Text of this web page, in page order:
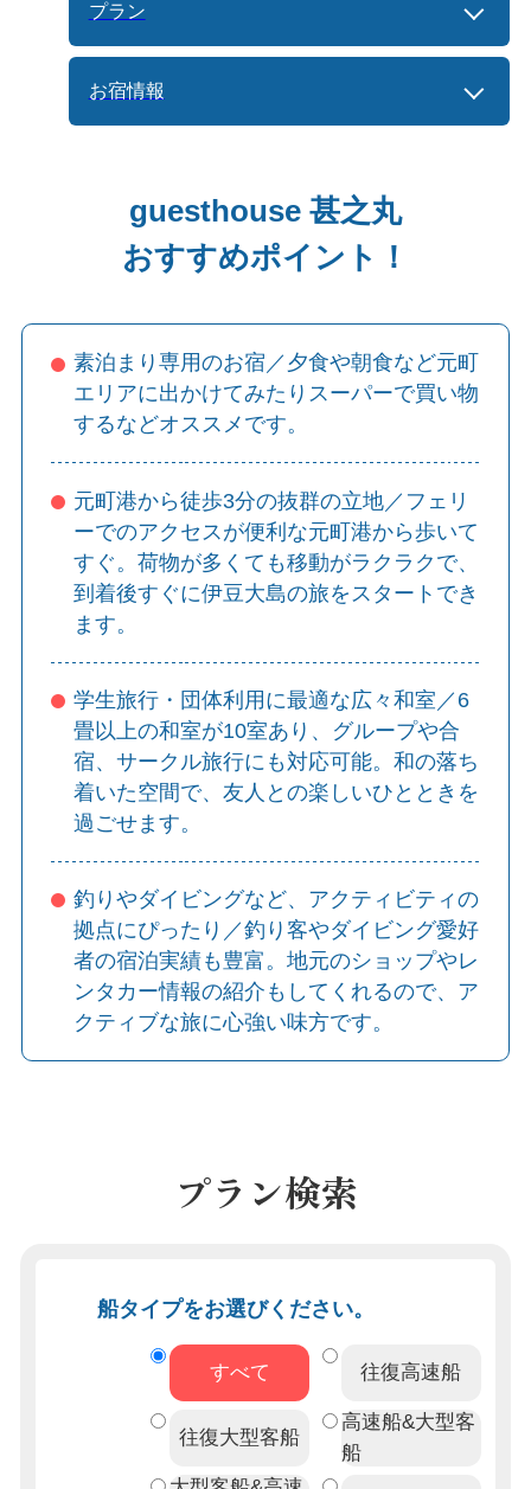
プラン
お宿情報
guesthouse 甚之丸
おすすめポイント！
素泊まり専用のお宿／夕食や朝食など元町
エリアに出かけてみたりスーパーで買い物
するなどオススメです。
元町港から徒歩3分の抜群の立地／フェリ
ーでのアクセスが便利な元町港から歩いて
すぐ。荷物が多くても移動がラクラクで、
到着後すぐに伊豆大島の旅をスタートでき
ます。
学生旅行・団体利用に最適な広々和室／6
畳以上の和室が10室あり、グループや合
宿、サークル旅行にも対応可能。和の落ち
着いた空間で、友人との楽しいひとときを
過ごせます。
釣りやダイビングなど、アクティビティの
拠点にぴったり／釣り客やダイビング愛好
者の宿泊実績も豊富。地元のショップやレ
ンタカー情報の紹介もしてくれるので、ア
クティブな旅に心強い味方です。
プラン検索
船タイプをお選びください。
すべて 往復高速船
往復大型客船
高速船&大型客
船